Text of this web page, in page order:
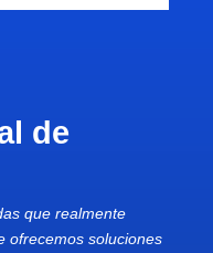
de
que realmente
ofrecemos soluciones